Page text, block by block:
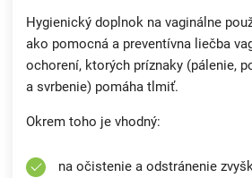
Hygienický doplnok na vaginálne
ako pomocná a preventívna liečba
ochorení, ktorých príznaky (pálenie,
a svrbenie) pomáha tlmiť.
Okrem toho je vhodný:
na očistenie a odstránenie